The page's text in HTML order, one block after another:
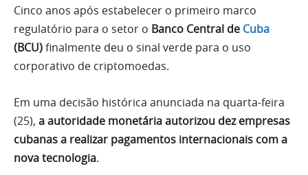
Cinco anos após estabelecer o primeiro marco
regulatório para o setor o Banco Central de Cuba
(BCU)finalmente deu o sinal verde para o uso
corporativo de criptomoedas.
Em uma decisão histórica anunciada na quarta-feira
(25), a autoridade monetária autorizou dez empresas
cubanas a realizar pagamentos internacionais com a
nova tecnologia.